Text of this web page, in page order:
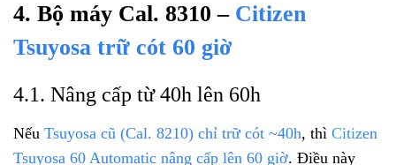
4. Bộ máy Cal. 8310 – Citizen
Tsuyosa trữ cót 60 giờ
4.1. Nâng cấp từ 40h lên 60h
Nếu Tsuyosa cũ (Cal. 8210) chỉ trữ cót ~40h, thì Citizen
Tsuyosa 60 Automatic nâng cấp lên 60 giờ. Điều này